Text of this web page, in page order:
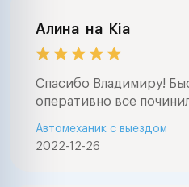
Алина на Kia
Спасибо Владимиру!
оперативно все
2022-12-26
Автомеханик с выездом